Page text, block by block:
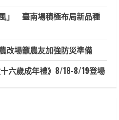
」 臺南場積極布局新品種
改場籲農友加強防災準備
六歲成年禮》8/18-8/19登場